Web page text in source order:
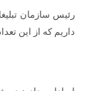
داریم که از این تعداد ۶۰ نفر بصورت مبلغ در سطح شهرهای محمودآباد و سرخ رود و روستاها فعالیت